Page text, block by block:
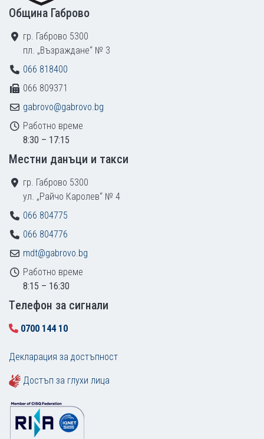
Община Габрово
гр. Габрово 5300
пл. „Възраждане“ № 3
066 818400
066 809371
gabrovo@gabrovo.bg
Работно време
8:30 – 17:15
Местни данъци и такси
гр. Габрово 5300
ул. „Райчо Каролев“ № 4
066 804775
066 804776
mdt@gabrovo.bg
Работно време
8:15 – 16:30
Tелефон за сигнали
0700 144 10
Декларация за достъпност
Достъп за глухи лица